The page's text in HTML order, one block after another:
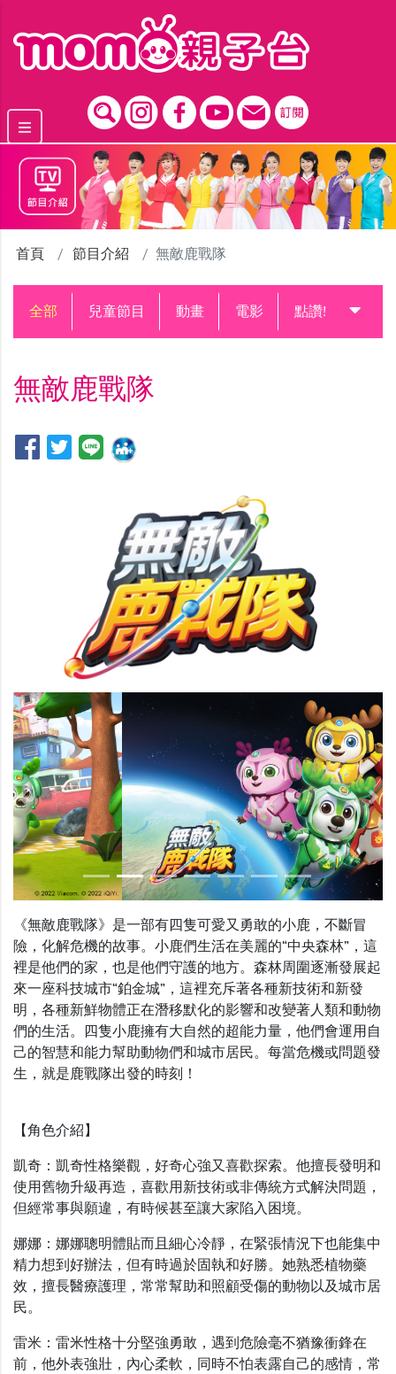
首頁 節目介紹 無敵鹿戰隊
全部 兒童節目 動畫 電影 點讚!升級中
無敵鹿戰隊
Previous
《無敵鹿戰隊》是一部有四隻可愛又勇敢的小鹿，不斷冒
險，化解危機的故事。小鹿們生活在美麗的“中央森林”，這
裡是他們的家，也是他們守護的地方。森林周圍逐漸發展起
來一座科技城市“鉑金城”，這裡充斥著各種新技術和新發
明，各種新鮮物體正在潛移默化的影響和改變著人類和動物
們的生活。四隻小鹿擁有大自然的超能力量，他們會運用自
己的智慧和能力幫助動物們和城市居民。每當危機或問題發
生，就是鹿戰隊出發的時刻！
【角色介紹】
凱奇：凱奇性格樂觀，好奇心強又喜歡探索。他擅長發明和
使用舊物升級再造，喜歡用新技術或非傳統方式解決問題，
但經常事與願違，有時候甚至讓大家陷入困境。
娜娜：娜娜聰明體貼而且細心冷靜，在緊張情況下也能集中
精力想到好辦法，但有時過於固執和好勝。她熟悉植物藥
效，擅長醫療護理，常常幫助和照顧受傷的動物以及城市居
民。
雷米：雷米性格十分堅強勇敢，遇到危險毫不猶豫衝鋒在
前，他外表強壯，內心柔軟，同時不怕表露自己的感情，常